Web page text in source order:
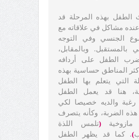
الطفل بهذه المرحلة قد
مشاكل في علاقاته مع
الجنسي وفي التوجه
بالمستقبل. وبالمقابل،
الطفل على أردافه
المناطق حساسية بهذه
التي يتعلم بها الطفل
هنا قد يعمل الطفل
والديه خصيصا لكي
هذه الضربة، وكأنه يتصرف
مازوخية(تلمس اللذة
). كما قد يظهر الطفل